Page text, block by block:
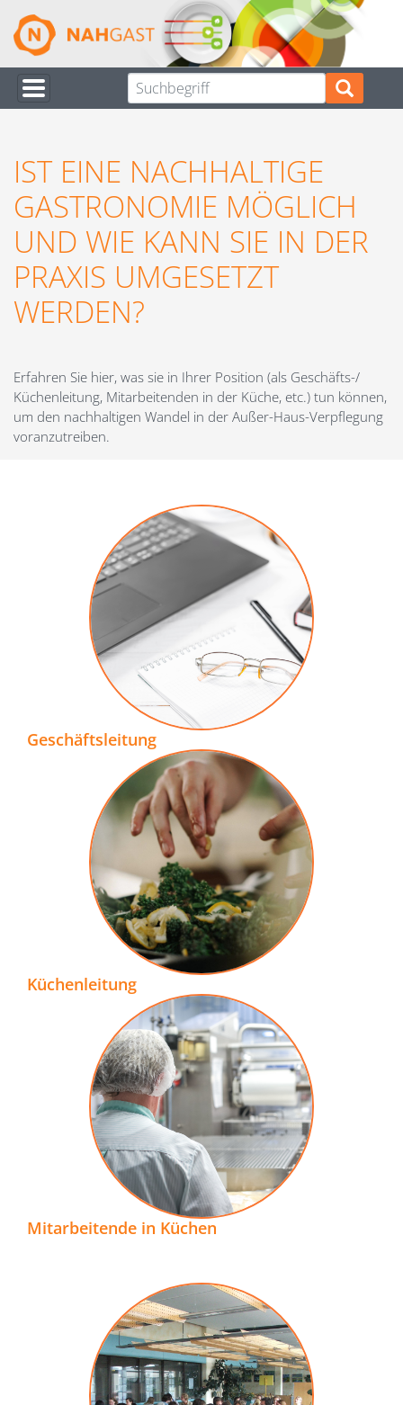
Direkt
zum
Inhalt
IST EINE NACHHALTIGE
GASTRONOMIE MÖGLICH
UND WIE KANN SIE IN DER
PRAXIS UMGESETZT
WERDEN?
Erfahren Sie hier, was sie in Ihrer Position (als Geschäfts-/
Küchenleitung, Mitarbeitenden in der Küche, etc.) tun können,
um den nachhaltigen Wandel in der Außer-Haus-Verpflegung
voranzutreiben.
Geschäftsleitung
Küchenleitung
Mitarbeitende in Küchen